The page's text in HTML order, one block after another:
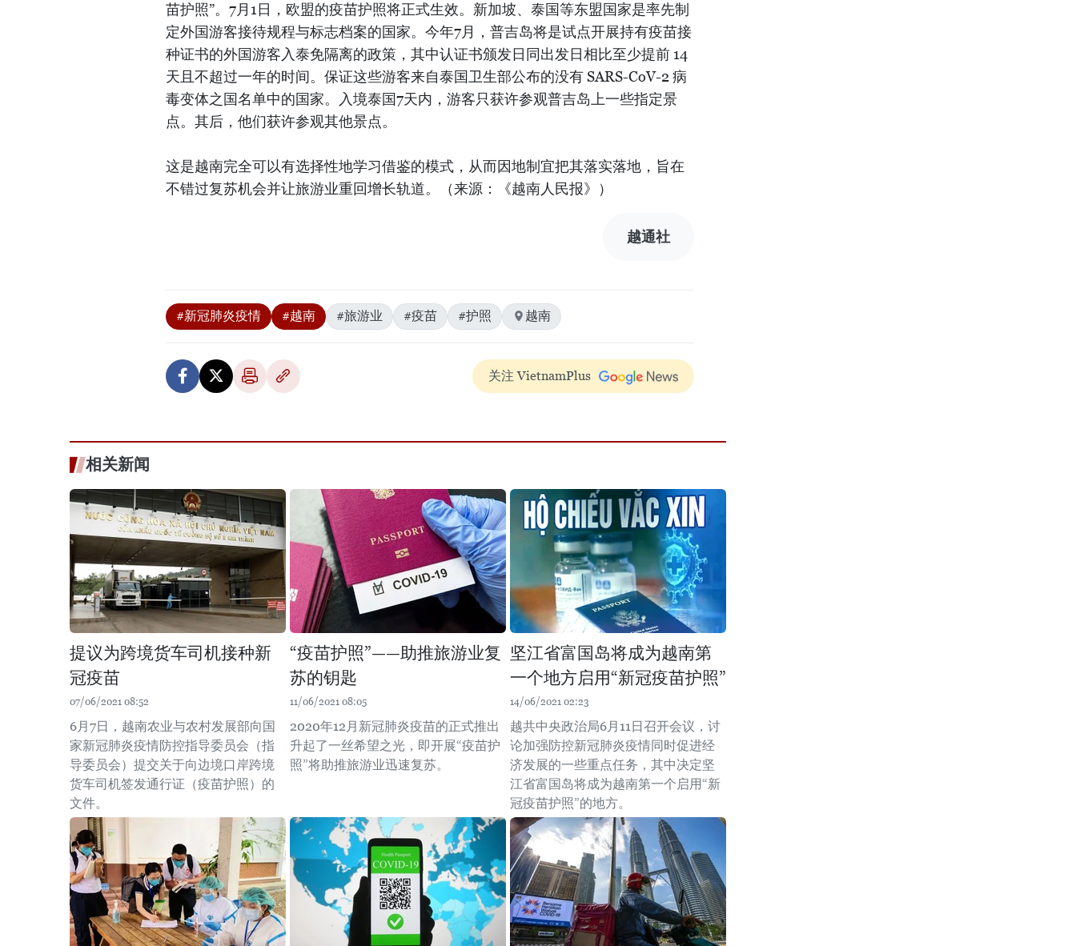
苗护照”。7月1日，欧盟的疫苗护照将正式生效。新加坡、泰国等东盟国家是率先制
定外国游客接待规程与标志档案的国家。今年7月，普吉岛将是试点开展持有疫苗接
种证书的外国游客入泰免隔离的政策，其中认证书颁发日同出发日相比至少提前 14
天且不超过一年的时间。保证这些游客来自泰国卫生部公布的没有 SARS-CoV-2 病
毒变体之国名单中的国家。入境泰国7天内，游客只获许参观普吉岛上一些指定景
点。其后，他们获许参观其他景点。
这是越南完全可以有选择性地学习借鉴的模式，从而因地制宜把其落实落地，旨在
不错过复苏机会并让旅游业重回增长轨道。（来源：《越南人民报》）
越通社
#新冠肺炎疫情 #越南 #旅游业 #疫苗 #护照 越南
关注 VietnamPlus
相关新闻
提议为跨境货车司机接种新
冠疫苗
07/06/2021 08:52
6月7日，越南农业与农村发展部向国
家新冠肺炎疫情防控指导委员会（指
导委员会）提交关于向边境口岸跨境
货车司机签发通行证（疫苗护照）的
文件。
“疫苗护照”——助推旅游业复
苏的钥匙
11/06/2021 08:05
2020年12月新冠肺炎疫苗的正式推出
升起了一丝希望之光，即开展“疫苗护
照”将助推旅游业迅速复苏。
坚江省富国岛将成为越南第
一个地方启用“新冠疫苗护照”
14/06/2021 02:23
越共中央政治局6月11日召开会议，讨
论加强防控新冠肺炎疫情同时促进经
济发展的一些重点任务，其中决定坚
江省富国岛将成为越南第一个启用“新
冠疫苗护照”的地方。